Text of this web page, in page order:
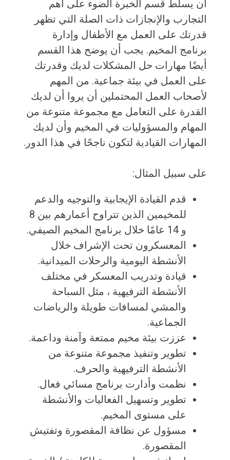
أن يسلط قسم الخبرة الضوء على أهم
التجارب والإنجازات ذات الصلة التي تظهر
قدرتك على العمل مع الأطفال وإدارة
برنامج المخيم. يجب أن يوضح هذا القسم
أيضًا مهارات حل المشكلات لديك وقدرتك
على العمل في بيئة جماعية. من المهم
لأصحاب العمل المحتملين أن يروا أن لديك
القدرة على التعامل مع مجموعة متنوعة من
المهام والمسؤوليات في المخيم وأن لديك
المهارات القيادية لتكون ناجحًا في هذا الدور.
على سبيل المثال:
قدم القيادة الإيجابية والتوجيه والدعم
للمخيمين الذين تتراوح أعمارهم بين 8
و 14 عامًا خلال برنامج المخيم الصيفي.
المعسكرون تحت الإشراف خلال
الأنشطة اليومية والرحلات الميدانية.
قيادة وتدريب المعسكر في مختلف
الأنشطة الترفيهية ، مثل السباحة
والمشي لمسافات طويلة والرياضات
الجماعية.
عززت بيئة مخيم ممتعة وآمنة وداعمة.
تطوير وتنفيذ مجموعة متنوعة من
الأنشطة الترفيهية والحرف.
نظمت وأدارت برنامج مسائي فعال.
تطوير وتسهيل الفعاليات والأنشطة
على مستوى المخيم.
مسؤول عن نظافة المقصورة وتفتيش
المقصورة.